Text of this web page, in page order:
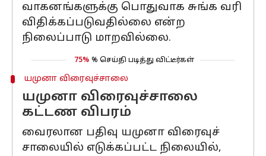
வாகனங்களுக்கு பொதுவாக சுங்க வரி
விதிக்கப்படுவதில்லை என்ற
நிலைப்பாடு மாறவில்லை.
75% % செய்தி படித்து விட்டீர்கள்
யமுனா விரைவுச்சாலை
யமுனா விரைவுச்சாலை
கட்டண விபரம்
வைரலான பதிவு யமுனா விரைவுச்
சாலையில் எடுக்கப்பட்ட நிலையில்,